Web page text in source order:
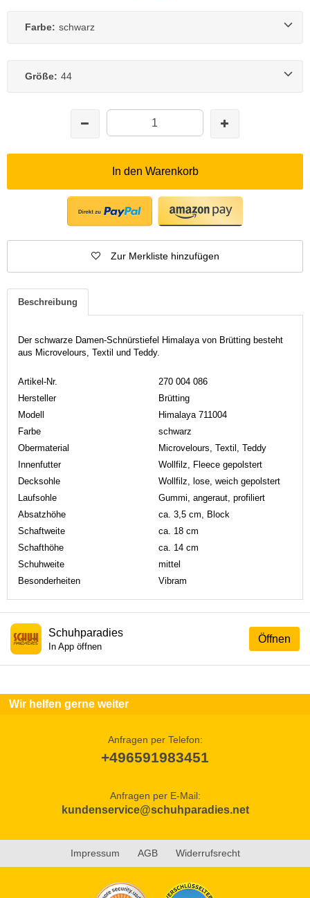
Farbe: schwarz
Größe: 44
In den Warenkorb
Zur Merkliste hinzufügen
Beschreibung
Der schwarze Damen-Schnürstiefel Himalaya von Brütting besteht
aus Microvelours, Textil und Teddy.
Artikel-Nr.
270 004 086
Hersteller
Brütting
Modell
Himalaya 711004
Farbe
schwarz
Obermaterial
Microvelours, Textil, Teddy
Innenfutter
Wollfilz, Fleece gepolstert
Decksohle
Wollfilz, lose, weich gepolstert
Laufsohle
Gummi, angeraut, profiliert
Absatzhöhe
ca. 3,5 cm, Block
Schaftweite
ca. 18 cm
Schafthöhe
ca. 14 cm
Schuhweite
mittel
Besonderheiten
Vibram
Öffnen
Schuhparadies
In App öffnen
Wir helfen gerne weiter
Anfragen per Telefon:
+496591983451
Anfragen per E-Mail:
kundenservice@schuhparadies.net
Impressum AGB Widerrufsrecht